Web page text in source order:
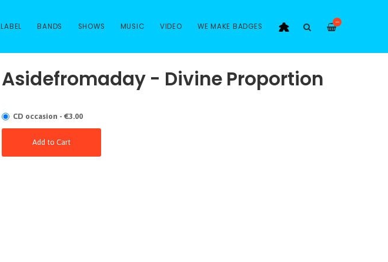
—
LABEL BANDS SHOWS MUSIC VIDEO WE MAKE BADGES
Asidefromaday - Divine Proportion
CD occasion - €3.00
Add to Cart